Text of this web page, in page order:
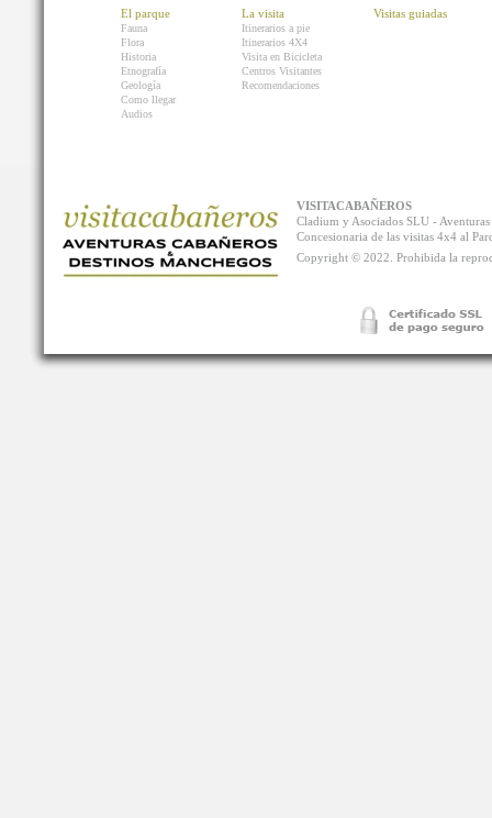
El parque
Fauna
Flora
Historia
Etnografía
Geología
Como llegar
Audios
La visita
Itinerarios a pie
Itinerarios 4X4
Visita en Bicicleta
Centros Visitantes
Recomendaciones
Visitas guiadas
VISITACABAÑEROS
Cladium y Asociados SLU -
Concesionaria de las visitas 4x4 al
Copyright © 2022. Prohibida la